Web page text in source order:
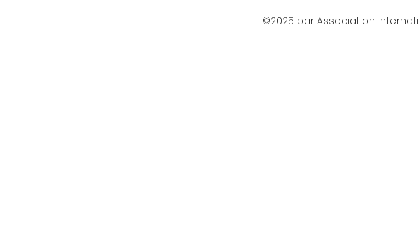
©2025 par Association